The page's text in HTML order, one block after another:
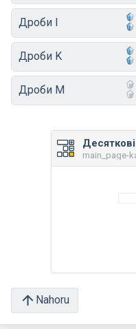
Дроби I
Дроби K
Дроби M
main_page-
Nahoru